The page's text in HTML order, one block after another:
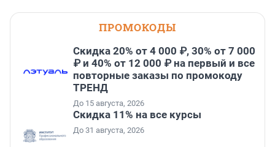
ПРОМОКОДЫ
Скидка 20% от 4 000 ₽, 30% от 7 000
₽ и 40% от 12 000 ₽ на первый и все
повторные заказы по промокоду
ТРЕНД
До 15 августа, 2026
Скидка 11% на все курсы
До 31 августа, 2026